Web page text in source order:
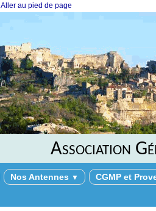
Aller au pied de page
Association
Nos Antennes ▼ CGMP et